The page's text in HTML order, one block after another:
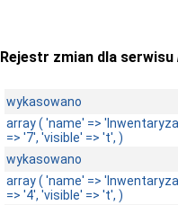
Rejestr zmian dla serwisu
wykasowano
array ( 'name' =>
=> '7', 'visible' => 't', )
wykasowano
array ( 'name' =>
=> '4', 'visible' => 't', )